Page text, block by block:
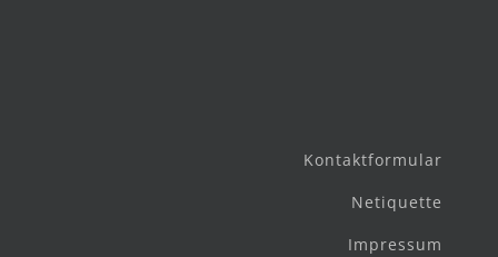
Kontaktformular
Netiquette
Impressum